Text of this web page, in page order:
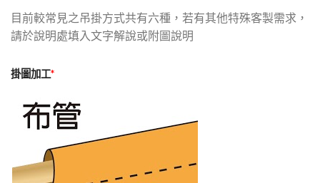
目前較常見之吊掛方式共有六種，若有其他特殊客製需求，
請於說明處填入文字解說或附圖說明
掛圖加工*